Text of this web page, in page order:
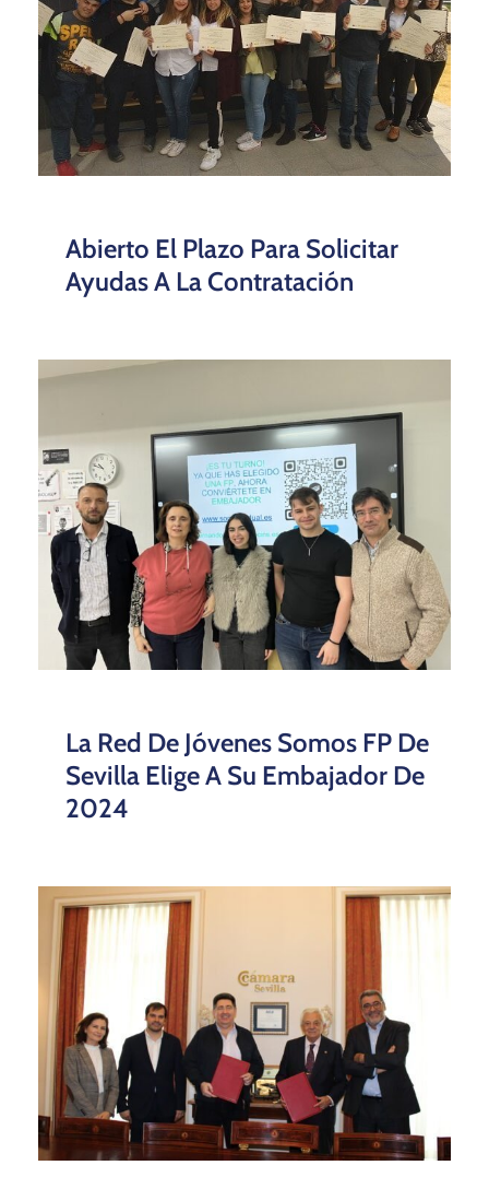
​​Abierto El Plazo Para Solicitar
Ayudas A La Contratación
La Red De Jóvenes Somos FP De
Sevilla Elige A Su Embajador De
2024